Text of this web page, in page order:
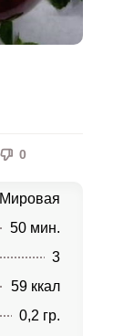
0
Мировая
50 мин.
3
59 ккал
0,2 гр.